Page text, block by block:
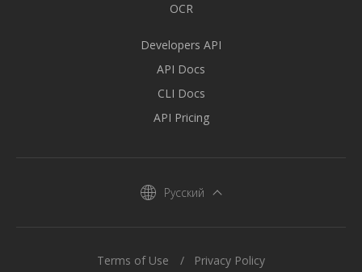
OCR
Developers API
API Docs
CLI Docs
API Pricing
Русский
Terms of Use Privacy Policy